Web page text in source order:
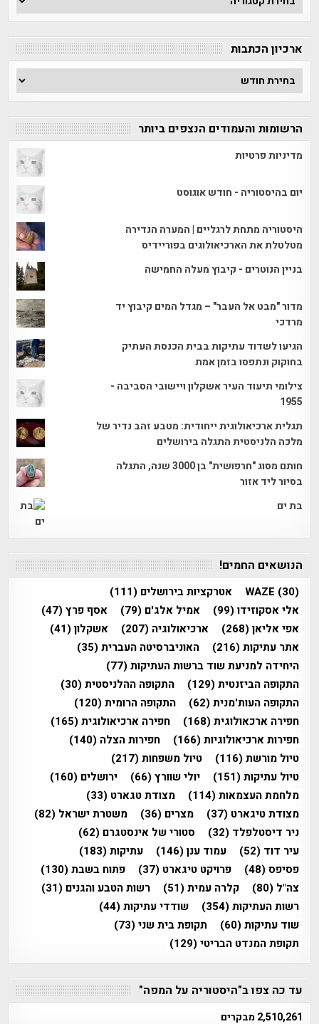
לפי
ארכיון הכתבות
ארכיון
הכתבות
הרשומות והעמודים הנצפים ביותר
מדיניות פרטיות
יום בהיסטוריה - חודש אוגוסט
היסטוריה מתחת לרגליים | המערה הנדירה
מטלטלת את הארכיאולוגים בפוריידיס
בניין הנוטרים - קיבוץ מעלה החמישה
מדור "מבט אל העבר" – מגדל המים קיבוץ יד
מרדכי
הגיעו לשדוד עתיקות בבית הכנסת העתיק
בחוקוק ונתפסו בזמן אמת
צילומי תיעוד העיר אשקלון ויישובי הסביבה -
1955
תגלית ארכיאולוגית ייחודית: מטבע זהב נדיר של
מלכה הלניסטית התגלה בירושלים
חותם מסוג "חרפושית" בן 3000 שנה, התגלה
בסיור ליד אזור
בת ים
הנושאים החמים!
WAZE (30) אטרקציות בירושלים (111)
אלי אסקוזידו(99) אמיל אלג'ם (79) אסף פרץ(47)
אפי אליאן(268) ארכיאולוגיה (207) אשקלון(41)
אתר עתיקות(216) האוניברסיטה העברית(35)
היחידה למניעת שוד ברשות העתיקות(77)
התקופה הביזנטית(129) התקופה ההלניסטית(30)
התקופה העות'מנית(62) התקופה הרומית(120)
חפירה ארכאולוגית(168) חפירה ארכיאולוגית(165)
חפירות ארכיאולוגיות(166) חפירות הצלה (140)
טיול מורשת(116) טיול משפחות(217)
טיול עתיקות(151) יולי שוורץ(66) ירושלים (160)
מלחמת העצמאות(114) מצודת טגארט (33)
מצודת טיגארט (37) מצרים (36) משטרת ישראל (82)
ניר דיסטלפלד (32) סטורי של אינסטגרם (62)
עיר דוד (52) עמוד ענן(146) עתיקות(183)
פסיפס(48) פרויקט טיגארט (37) פתוח בשבת(130)
צה"ל (80) קלרה עמית(51) רשות הטבע והגנים (31)
רשות העתיקות(354) שודדי עתיקות(44)
שוד עתיקות(60) תקופת בית שני(73)
תקופת המנדט הבריטי(129)
עד כה צפו ב"היסטוריה על המפה"
2,510,261 מבקרים